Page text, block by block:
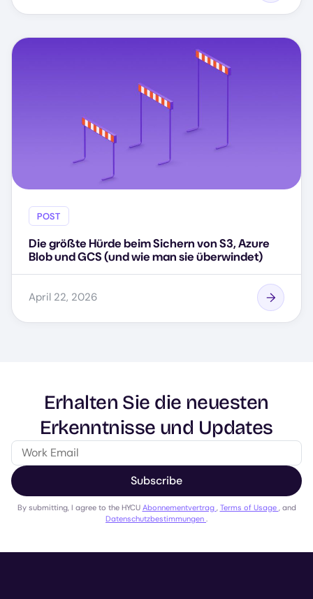
POST
Die größte Hürde beim Sichern von S3, Azure
Blob und GCS (und wie man sie überwindet)
April 22, 2026
Erhalten Sie die neuesten
Erkenntnisse und Updates
Subscribe
By submitting, I agree to the HYCU Abonnementvertrag , Terms of Usage , and
Datenschutzbestimmungen .